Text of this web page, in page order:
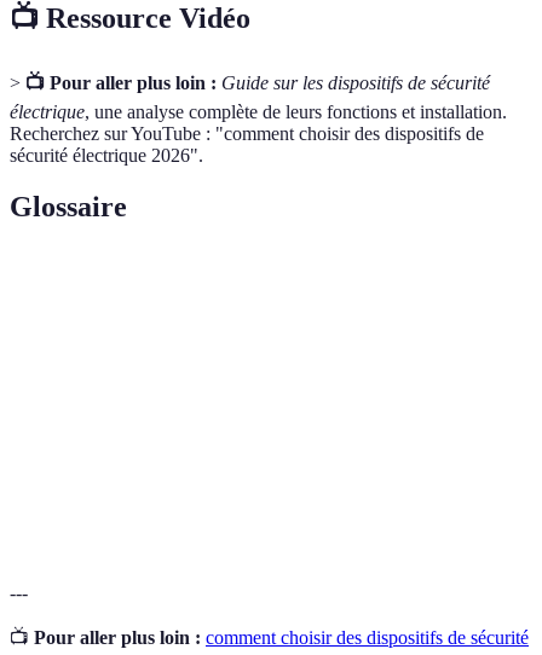
📺 Ressource Vidéo
> 📺 Pour aller plus loin : Guide sur les dispositifs de sécurité
électrique, une analyse complète de leurs fonctions et installation.
Recherchez sur YouTube : "comment choisir des dispositifs de
sécurité électrique 2026".
Glossaire
---
📺 Pour aller plus loin : comment choisir des dispositifs de sécurité